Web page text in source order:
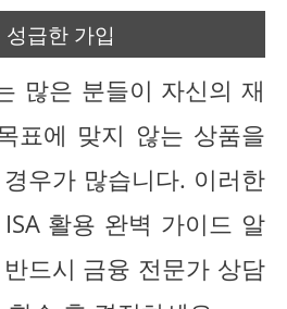
급한 가입
많은 분들이 자신의 재
표에 맞지 않는 상품을
우가 많습니다. 이러한
활용 완벽 가이드 알
드시 금융 전문가 상담